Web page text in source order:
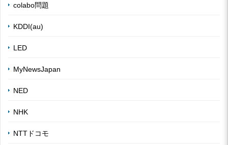
colabo問題
KDDI(au)
LED
MyNewsJapan
NED
NHK
NTTドコモ